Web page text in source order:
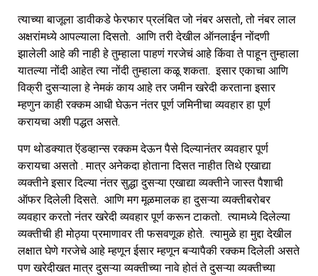
त्याच्या बाजूला डावीकडे फेरफार प्रलंबित जो नंबर असतो, तो नंबर लाल
अक्षरांमध्ये आपल्याला दिसतो. आणि तरी देखील ऑनलाईन नोंदणी
झालेली आहे की नाही हे तुम्हाला पाहणं गरजेचं आहे किंवा ते पाहून तुम्हाला
यातल्या नोंदी आहेत त्या नोंदी तुम्हाला कळू शकता. इसार एकाचा आणि
विक्री दुसऱ्याला हे नेमकं काय आहे तर जमीन खरेदी करताना इसार
म्हणुन काही रक्कम आधी घेऊन नंतर पूर्ण जमिनीचा व्यवहार हा पूर्ण
करायचा अशी पद्धत असते.
पण थोडक्यात ऍडव्हान्स रक्कम देऊन पैसे दिल्यानंतर व्यवहार पूर्ण
करायचा असतो . मात्र अनेकदा होताना दिसत नाहीत तिथे एखाद्या
व्यक्तीने इसार दिल्या नंतर सुद्धा दुसऱ्या एखाद्या व्यक्तीने जास्त पैशाची
ऑफर दिलेली दिसते. आणि मग मूळमालक हा दुसऱ्या व्यक्तीबरोबर
व्यवहार करतो नंतर खरेदी व्यवहार पूर्ण करून टाकतो. त्यामध्ये दिलेल्या
व्यक्तीची ही मोठ्या प्रमाणावर ती फसवणूक होते. त्यामुळे हा मुद्दा देखील
लक्षात घेणे गरजेचे आहे म्हणून ईसार म्हणून बऱ्यापैकी रक्कम दिलेली असते
पण खरेदीखत मात्र दुसऱ्या व्यक्तीच्या नावे होतं ते दुसऱ्या व्यक्तीच्या